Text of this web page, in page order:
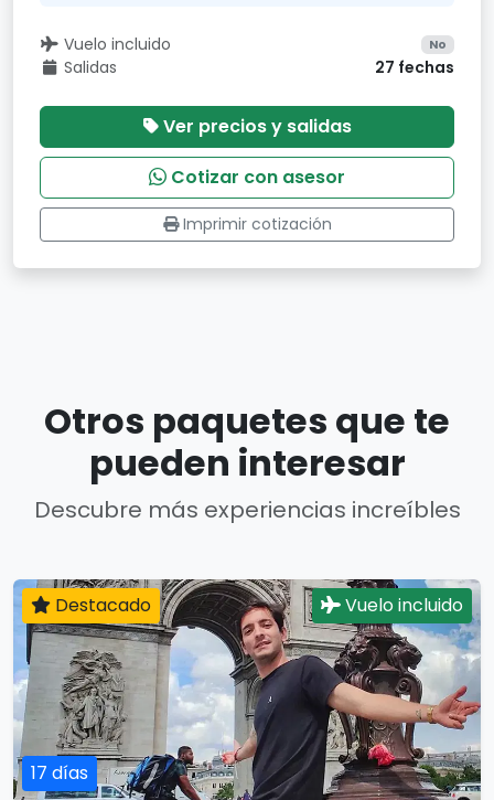
Vuelo incluido No
Salidas 27 fechas
Ver precios y salidas
Cotizar con asesor
Imprimir cotización
Otros paquetes que te
pueden interesar
Descubre más experiencias increíbles
17 días
Destacado Vuelo incluido